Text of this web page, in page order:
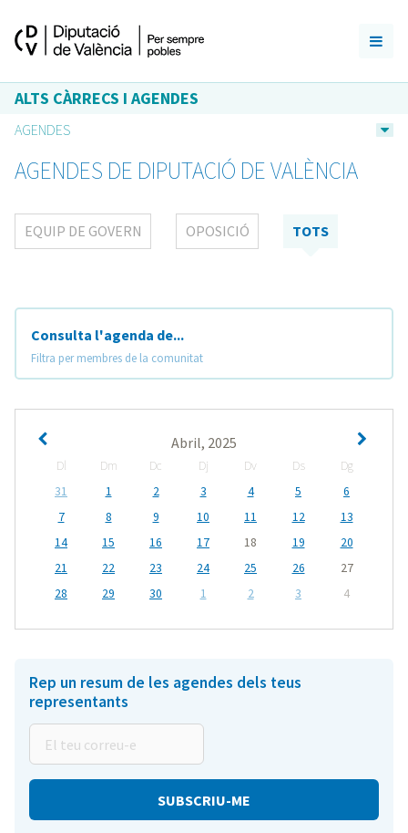
ALTS CÀRRECS I AGENDES
AGENDES
AGENDES DE DIPUTACIÓ DE VALÈNCIA
EQUIP DE GOVERN OPOSICIÓ TOTS
Consulta l'agenda de...
Filtra per membres de la comunitat
Abril, 2025
Dl Dm Dc Dj Dv Ds
Dg
31
1 2 3 4 5
6
7
8 9 10 11 12
13
14
15 16 17 18 19
20
21
22 23 24 25 26
27
28
29 30 1 2 3 4
Rep un resum de les agendes dels teus
representants
teu
correu-